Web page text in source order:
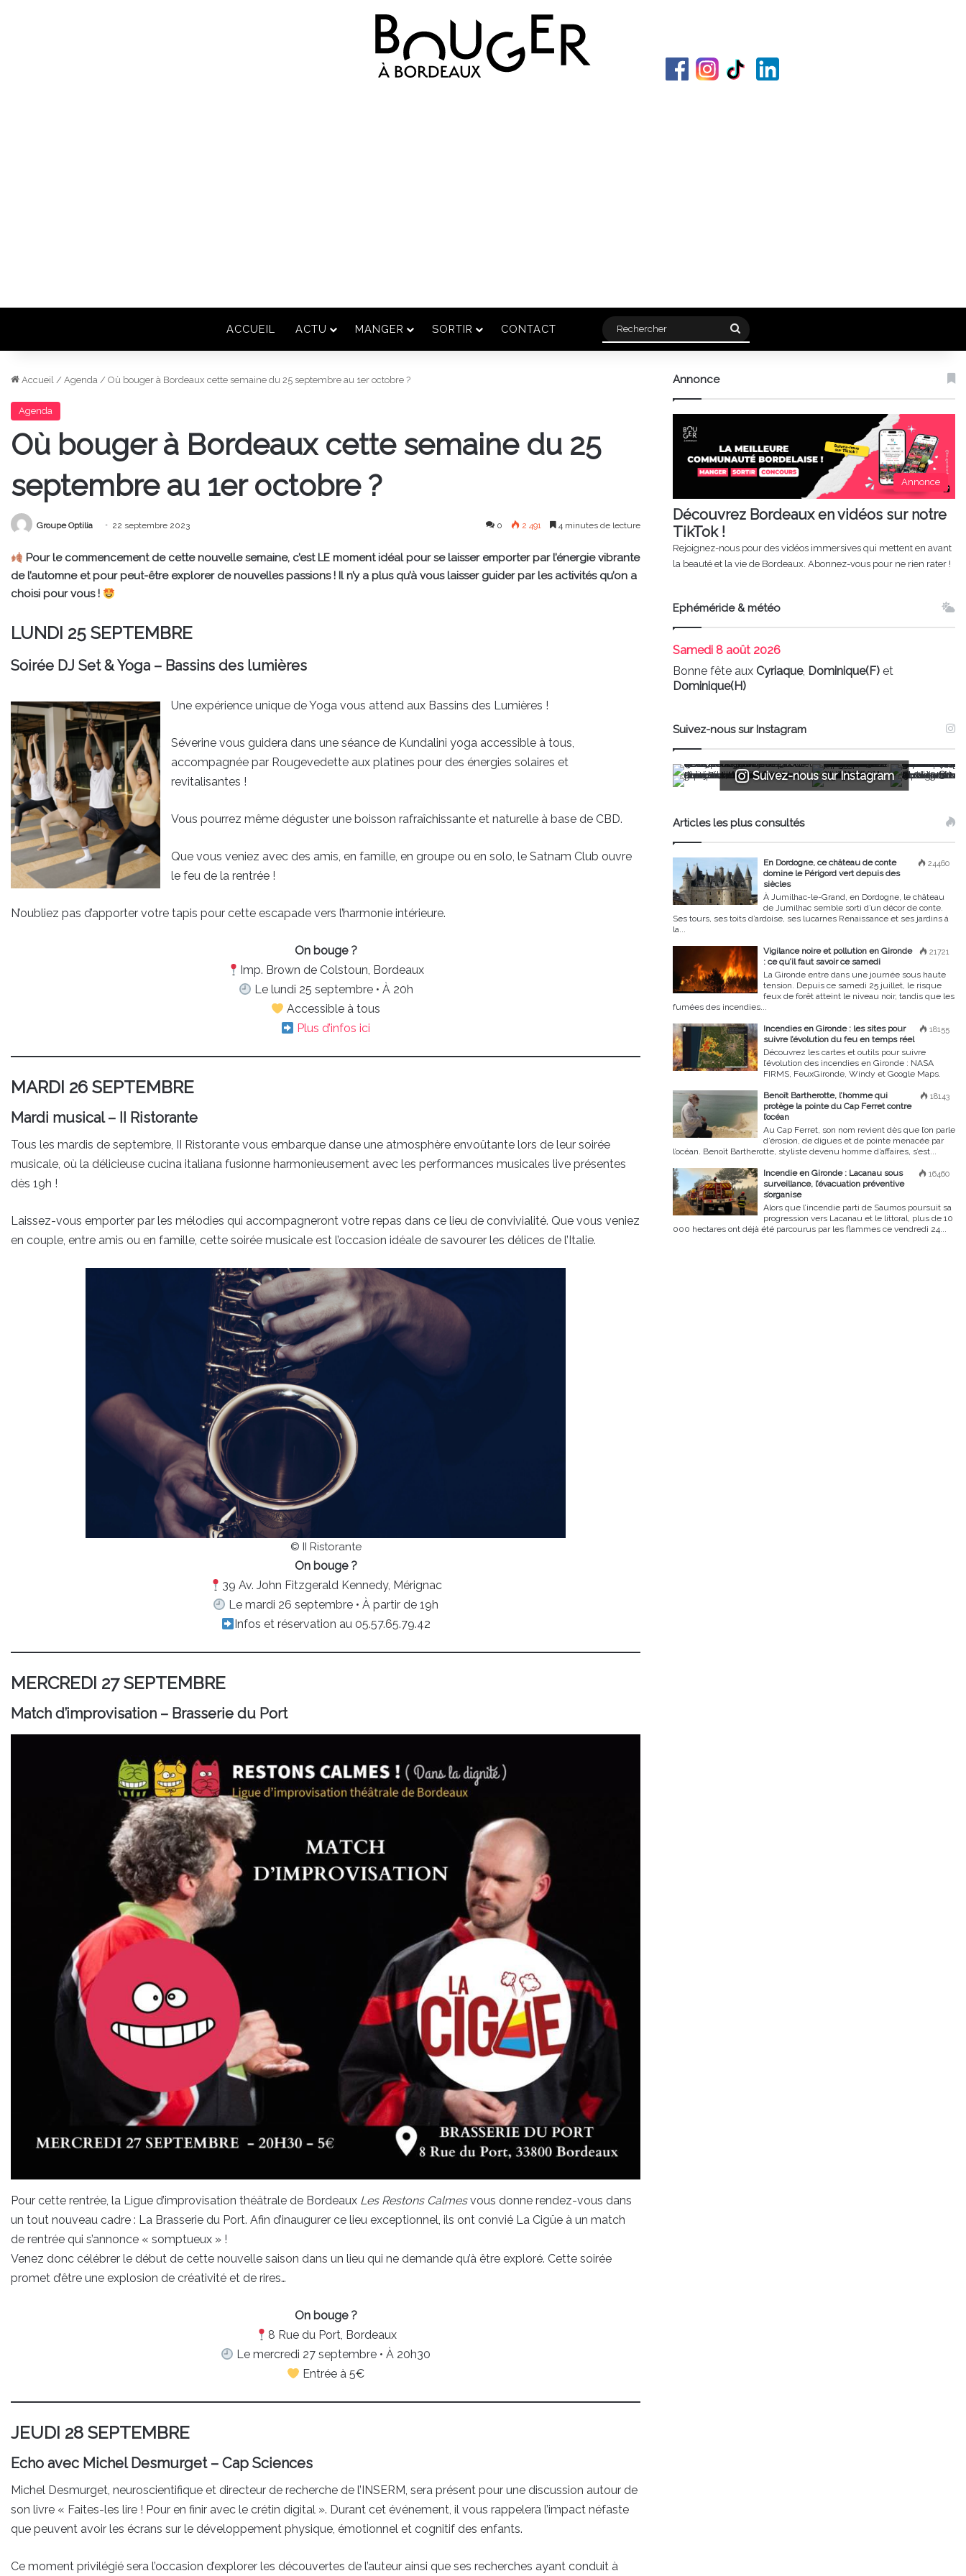
ACCUEIL ACTU MANGER SORTIR CONTACT Rechercher
Accueil / Agenda / Où bouger à Bordeaux cette semaine du 25 septembre au 1er octobre ?
Agenda
Où bouger à Bordeaux cette semaine du 25
septembre au 1er octobre ?
Groupe Optilia 22 septembre 2023 0 2 491 4 minutes de lecture
Pour le commencement de cette nouvelle semaine, c’est LE moment idéal pour se laisser emporter par l’énergie vibrante
de l’automne et pour peut-être explorer de nouvelles passions ! Il n’y a plus qu’à vous laisser guider par les activités qu’on a
choisi pour vous !
LUNDI 25 SEPTEMBRE
Soirée DJ Set & Yoga – Bassins des lumières
Une expérience unique de Yoga vous attend aux Bassins des Lumières !
Séverine vous guidera dans une séance de Kundalini yoga accessible à tous,
accompagnée par Rougevedette aux platines pour des énergies solaires et
revitalisantes !
Vous pourrez même déguster une boisson rafraîchissante et naturelle à base de CBD.
Que vous veniez avec des amis, en famille, en groupe ou en solo, le Satnam Club ouvre
le feu de la rentrée !
N’oubliez pas d’apporter votre tapis pour cette escapade vers l’harmonie intérieure.
On bouge ?
Imp. Brown de Colstoun, Bordeaux
Le lundi 25 septembre • À 20h
Accessible à tous
Plus d’infos ici
MARDI 26 SEPTEMBRE
Mardi musical – II Ristorante
Tous les mardis de septembre, II Ristorante vous embarque danse une atmosphère envoûtante lors de leur soirée
musicale, où la délicieuse cucina italiana fusionne harmonieusement avec les performances musicales live présentes
dès 19h !
Laissez-vous emporter par les mélodies qui accompagneront votre repas dans ce lieu de convivialité. Que vous veniez
en couple, entre amis ou en famille, cette soirée musicale est l’occasion idéale de savourer les délices de l’Italie.
© II Ristorante
On bouge ?
39 Av. John Fitzgerald Kennedy, Mérignac
Le mardi 26 septembre • À partir de 19h
Infos et réservation au 05.57.65.79.42
MERCREDI 27 SEPTEMBRE
Match d’improvisation – Brasserie du Port
Pour cette rentrée, la Ligue d’improvisation théâtrale de Bordeaux Les Restons Calmesvous donne rendez-vous dans
un tout nouveau cadre : La Brasserie du Port. Afin d’inaugurer ce lieu exceptionnel, ils ont convié La Cigüe à un match
de rentrée qui s’annonce « somptueux » !
Venez donc célébrer le début de cette nouvelle saison dans un lieu qui ne demande qu’à être exploré. Cette soirée
promet d’être une explosion de créativité et de rires…
On bouge ?
8 Rue du Port, Bordeaux
Le mercredi 27 septembre • À 20h30
Entrée à 5€
JEUDI 28 SEPTEMBRE
Echo avec Michel Desmurget – Cap Sciences
Michel Desmurget, neuroscientifique et directeur de recherche de l’INSERM, sera présent pour une discussion autour de
son livre « Faites-les lire ! Pour en finir avec le crétin digital ». Durant cet événement, il vous rappelera l’impact néfaste
que peuvent avoir les écrans sur le développement physique, émotionnel et cognitif des enfants.
Ce moment privilégié sera l’occasion d’explorer les découvertes de l’auteur ainsi que ses recherches ayant conduit à
Annonce
Annonce
Découvrez Bordeaux en vidéos sur notre
TikTok !
Rejoignez-nous pour des vidéos immersives qui mettent en avant
la beauté et la vie de Bordeaux. Abonnez-vous pour ne rien rater !
Ephéméride & météo
Samedi 8 août 2026
Bonne fête auxCyriaque, Dominique(F) et
Dominique(H)
Suivez-nous sur Instagram
Suivez-nous sur Instagram
Articles les plus consultés
24460
En Dordogne, ce château de conte
domine le Périgord vert depuis des
siècles
À Jumilhac-le-Grand, en Dordogne, le château
de Jumilhac semble sorti d’un décor de conte.
Ses tours, ses toits d’ardoise, ses lucarnes Renaissance et ses jardins à
la...
21721
Vigilance noire et pollution en Gironde
: ce qu’il faut savoir ce samedi
La Gironde entre dans une journée sous haute
tension. Depuis ce samedi 25 juillet, le risque
feux de forêt atteint le niveau noir, tandis que les
fumées des incendies...
18155
Incendies en Gironde : les sites pour
suivre l’évolution du feu en temps réel
Découvrez les cartes et outils pour suivre
l’évolution des incendies en Gironde : NASA
FIRMS, FeuxGironde, Windy et Google Maps.
18143
Benoît Bartherotte, l’homme qui
protège la pointe du Cap Ferret contre
l’océan
Au Cap Ferret, son nom revient dès que l’on parle
d’érosion, de digues et de pointe menacée par
l’océan. Benoît Bartherotte, styliste devenu homme d’affaires, s’est...
16460
Incendie en Gironde : Lacanau sous
surveillance, l’évacuation préventive
s’organise
Alors que l’incendie parti de Saumos poursuit sa
progression vers Lacanau et le littoral, plus de 10
000 hectares ont déjà été parcourus par les flammes ce vendredi 24...